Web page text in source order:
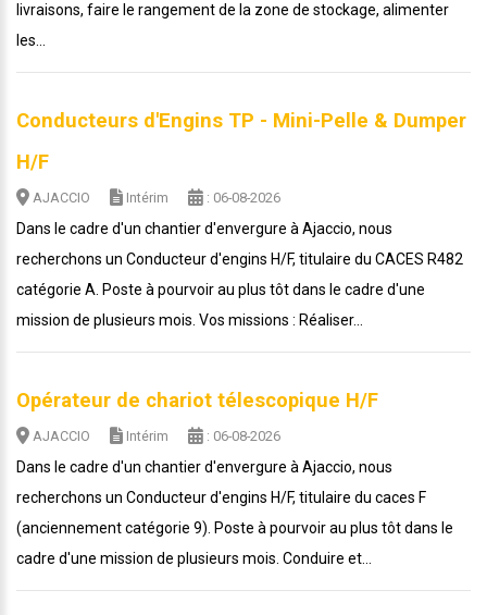
livraisons, faire le rangement de la zone de stockage, alimenter
les...
Conducteurs d'Engins TP - Mini-Pelle & Dumper
H/F
AJACCIO Intérim : 06-08-2026
Dans le cadre d'un chantier d'envergure à Ajaccio, nous
recherchons un Conducteur d'engins H/F, titulaire du CACES R482
catégorie A. Poste à pourvoir au plus tôt dans le cadre d'une
mission de plusieurs mois. Vos missions : Réaliser...
Opérateur de chariot télescopique H/F
AJACCIO Intérim : 06-08-2026
Dans le cadre d'un chantier d'envergure à Ajaccio, nous
recherchons un Conducteur d'engins H/F, titulaire du caces F
(anciennement catégorie 9). Poste à pourvoir au plus tôt dans le
cadre d'une mission de plusieurs mois. Conduire et...